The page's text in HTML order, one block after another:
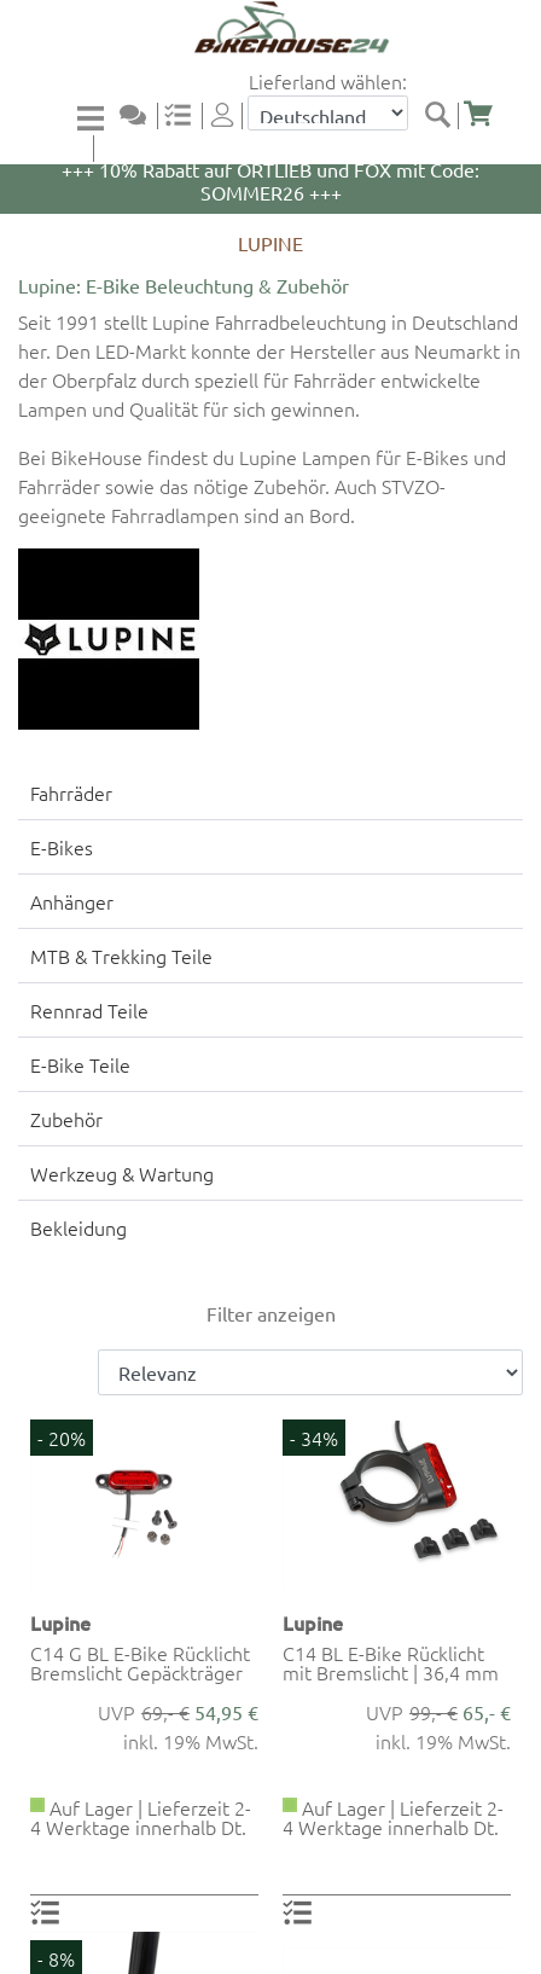
Lieferland wählen:
+++ 5% Rabatt auf WOOM Bikes und Zubehör mit
+++ 10% Rabatt auf ORTLIEB und FOX mit Code:
SOMMER26 +++
LUPINE
Lupine: E-Bike Beleuchtung & Zubehör
Seit 1991 stellt Lupine Fahrradbeleuchtung in Deutschland
her. Den LED-Markt konnte der Hersteller aus Neumarkt in
der Oberpfalz durch speziell für Fahrräder entwickelte
Lampen und Qualität für sich gewinnen.
Bei BikeHouse findest du Lupine Lampen für E-Bikes und
Fahrräder sowie das nötige Zubehör. Auch STVZO-
geeignete Fahrradlampen sind an Bord.
Fahrräder
E-Bikes
Anhänger
MTB & Trekking Teile
Rennrad Teile
E-Bike Teile
Zubehör
Werkzeug & Wartung
Bekleidung
Filter anzeigen
- 20%
Lupine
C14 G BL E-Bike Rücklicht
Bremslicht Gepäckträger
69,- € 54,95 €
inkl. 19% MwSt.
Auf Lager | Lieferzeit 2-
4 Werktage innerhalb Dt.
- 34%
Lupine
C14 BL E-Bike Rücklicht
mit Bremslicht | 36,4 mm
99,- € 65,- €
inkl. 19% MwSt.
Auf Lager | Lieferzeit 2-
4 Werktage innerhalb Dt.
- 8%